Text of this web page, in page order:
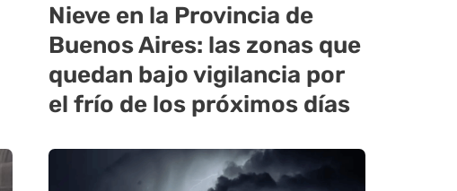
Nieve en la Provincia de
Buenos Aires: las zonas que
quedan bajo vigilancia por
el frío de los próximos días